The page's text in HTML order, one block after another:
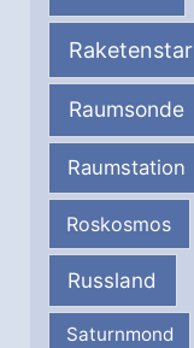
Raumsonde
Raumstation
Roskosmos
Russland
Saturnmond